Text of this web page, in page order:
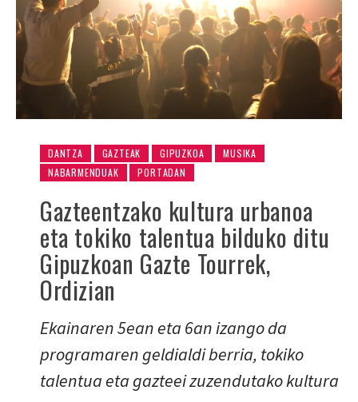
DANTZA GAZTEAK GIPUZKOA
MUSIKA
NABARMENDUAK
PORTADAN
Gazteentzako kultura urbanoa
eta tokiko talentua bilduko ditu
Gipuzkoan Gazte Tourrek,
Ordizian
Ekainaren 5ean eta 6an izango da
programaren geldialdi berria, tokiko
talentua eta gazteei zuzendutako kultura